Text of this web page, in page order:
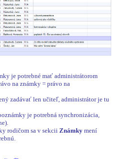
je potrebné mať administrátorom
na známky = právo na
zadávať len učiteľ, administrátor je tu
je potrebná synchronizácia,
rodičom sa v sekcii Známky mení